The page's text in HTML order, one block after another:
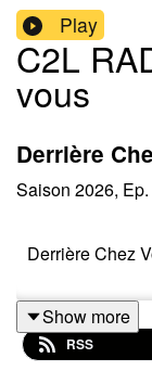
Play
C2L
vous
Derrière
Saison 2026, Ep.
Derrière Chez
Show more
RSS